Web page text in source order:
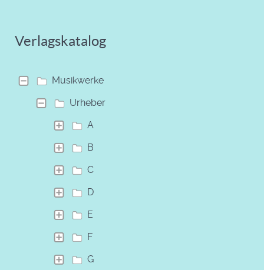
Verlagskatalog
Musikwerke
Urheber
A
B
C
D
E
F
G